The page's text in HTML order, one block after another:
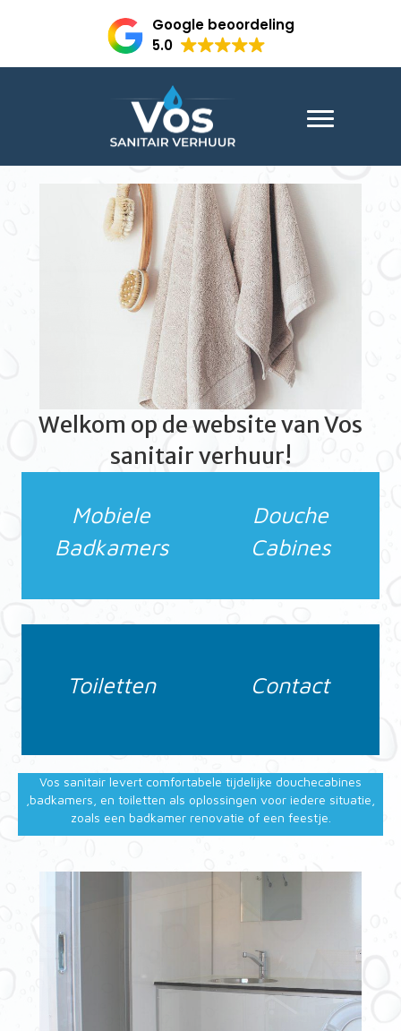
Google beoordeling
5.0
Welkom op de website van Vos
sanitair verhuur!
Mobiele
Badkamers
Toiletten
Douche
Cabines
Contact
Vos sanitair levert comfortabele tijdelijke douchecabines
,badkamers, en toiletten als oplossingen voor iedere situatie,
zoals een badkamer renovatie of een feestje.